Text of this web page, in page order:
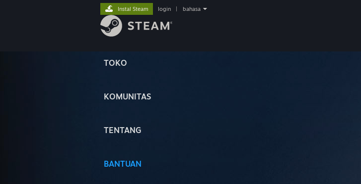
TOKO
KOMUNITAS
TENTANG
BANTUAN
Instal Steam login bahasa